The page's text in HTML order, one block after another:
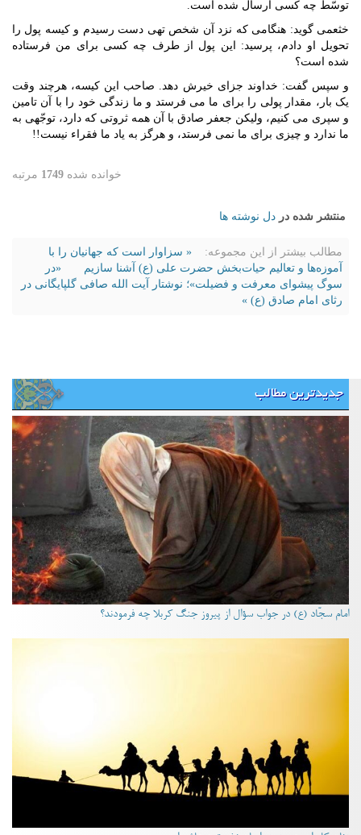
توسّط چه کسی ارسال شده است.
خثعمی گوید: هنگامی که نزد آن شخص تهی دست رسیدم و کیسه پول را
تحویل او دادم، پرسید: این پول از طرف چه کسی برای من فرستاده
شده است؟
و سپس گفت: خداوند جزای خیرش دهد. صاحب این کیسه، هرچند وقت
یک بار، مقدار پولی را برای ما می فرستد و ما زندگی خود را با آن تامین
و سپری می کنیم، ولیکن جعفر صادق با آن همه ثروتی که دارد، توجّهی به
ما ندارد و چیزی برای ما نمی فرستد، و هرگز به یاد ما فقراء نیست!!
خوانده شده 1749 مرتبه
منتشر شده در دل نوشته ها
مطالب بیشتر از این مجموعه:
« سزاوار است که جهانیان را با
آموزه‌ها و تعالیم حیات‌بخش حضرت علی (ع) آشنا سازیم
«در
سوگ پیشوای معرفت و فضیلت»؛ نوشتار آیت الله صافی گلپایگانی در
رثای امام صادق (ع) »
جدیدترین مطالب
امام سجّاد (ع) در جواب سؤال از پیروز جنگ کربلا چه فرمودند؟